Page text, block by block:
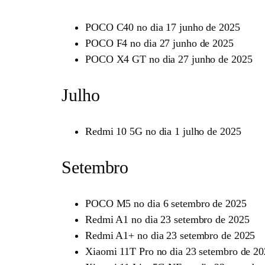
POCO C40 no dia 17 junho de 2025
POCO F4 no dia 27 junho de 2025
POCO X4 GT no dia 27 junho de 2025
Julho
Redmi 10 5G no dia 1 julho de 2025
Setembro
POCO M5 no dia 6 setembro de 2025
Redmi A1 no dia 23 setembro de 2025
Redmi A1+ no dia 23 setembro de 2025
Xiaomi 11T Pro no dia 23 setembro de